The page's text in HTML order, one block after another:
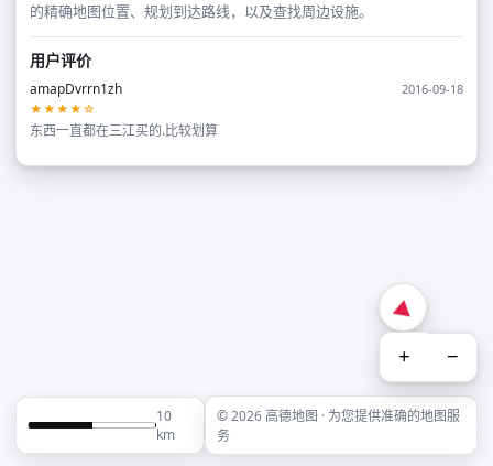
的精确地图位置、规划到达路线，以及查找周边设施。
用户评价
amapDvrrn1zh
2016-09-18
★★★★☆
东西一直都在三江买的.比较划算
+ −
10
km
© 2026 高德地图 · 为您提供准确的地图服
务